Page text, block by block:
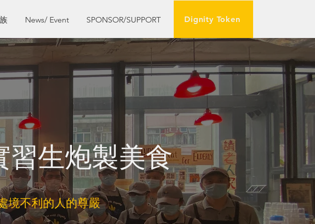
News/ Event SPONSOR/SUPPORT Dignity Token
習生炮製美食
境不利的人的尊嚴